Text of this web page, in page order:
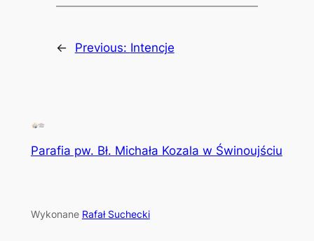
← Previous: Intencje
Parafia pw. Bł. Michała Kozala w Świnoujściu
Wykonane Rafał Suchecki